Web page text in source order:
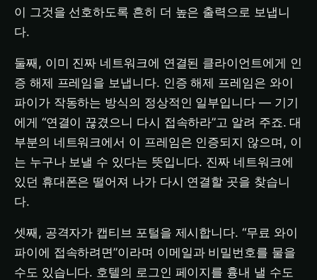
이 그것을 선호하도록 흔히 더 높은 출력으로 보냅니
다.
둘째, 이미 진짜 네트워크에 연결된 클라이언트에게 인
증 해제 프레임을 보냅니다. 인증 해제 프레임은 와이
파이가 작동하는 방식의 정상적인 일부입니다 — 기기
에게 “연결이 끊겼으니 다시 접속하라”고 알려 주죠. 대
부분의 네트워크에서 이 프레임은 인증되지 않으며, 이
는 누구나 보낼 수 있다는 뜻입니다. 진짜 네트워크에
있던 휴대폰은 떨어져 나가 다시 연결할 곳을 찾습니
다.
셋째, 공격자가 캡티브 포털을 제시합니다. “무료 와이
파이에 접속하려면”이라며 이메일과 비밀번호를 물을
수도 있습니다. 호텔의 로그인 페이지를 흉내 낼 수도